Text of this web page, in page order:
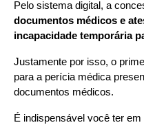
documentos médicos e
incapacidade temporária
Justamente por isso, o
para a perícia médica
documentos médicos.
É indispensável você ter em